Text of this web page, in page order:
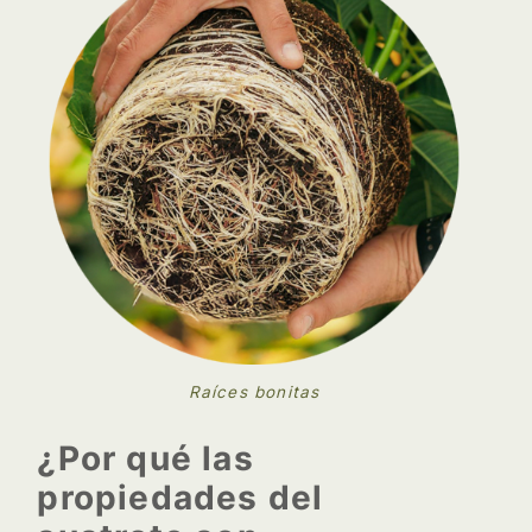
Raíces bonitas
¿Por qué las
propiedades del